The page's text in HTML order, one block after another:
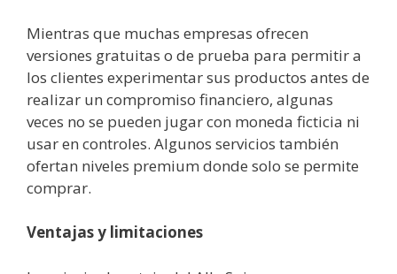
Mientras que muchas empresas ofrecen
versiones gratuitas o de prueba para permitir a
los clientes experimentar sus productos antes de
realizar un compromiso financiero, algunas
veces no se pueden jugar con moneda ficticia ni
usar en controles. Algunos servicios también
ofertan niveles premium donde solo se permite
comprar.
Ventajas y limitaciones